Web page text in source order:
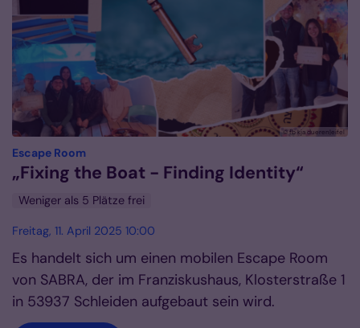
© fb kja dueren|eifel
Escape Room:
„Fixing the Boat - Finding Identity“
Weniger als 5 Plätze frei
Freitag, 11. April 2025 10:00
Es handelt sich um einen mobilen Escape Room
von SABRA, der im Franziskushaus, Klosterstraße 1
in 53937 Schleiden aufgebaut sein wird.